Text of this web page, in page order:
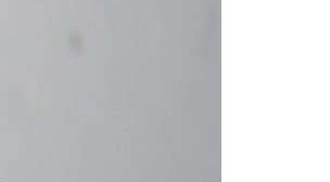
und erproben.